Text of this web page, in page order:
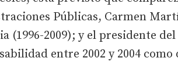
Públicas, Carmen
(1996-2009); y el presidente
entre 2002 y 2004